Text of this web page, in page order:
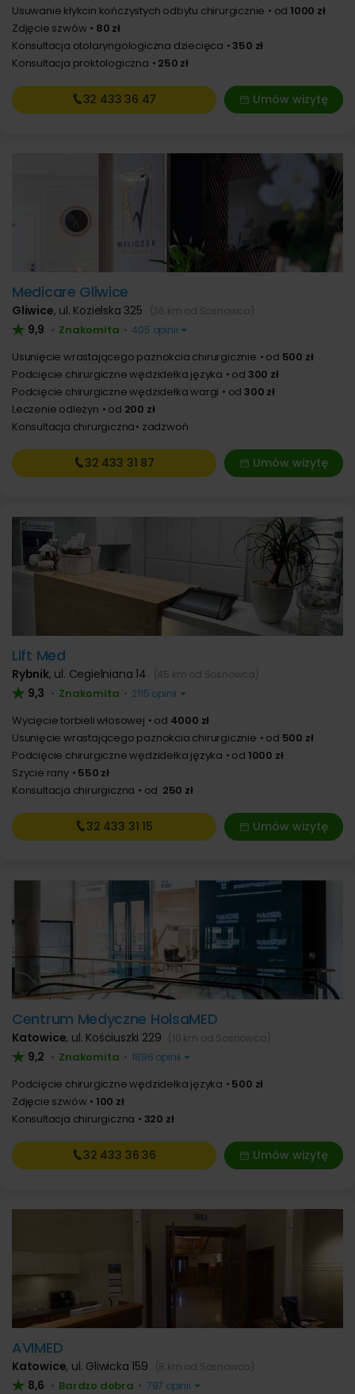
Usuwanie kłykcin kończystych odbytu chirurgicznie
od 1000 zł
Zdjęcie szwów
80 zł
Konsultacja otolaryngologiczna dziecięca
350 zł
Konsultacja proktologiczna
250 zł
Umów wizytę
32 433 36 47
Medicare Gliwice
Gliwice, ul. Kozielska 325 (36 km od Sosnowca)
9,9 • Znakomita • 405 opinii
Usunięcie wrastającego paznokcia chirurgicznie od 500 zł
Podcięcie chirurgiczne wędzidełka języka
od 300 zł
Podcięcie chirurgiczne wędzidełka wargi
od 300 zł
Leczenie odleżyn
od 200 zł
Konsultacja chirurgiczna zadzwoń
Umów wizytę
32 433 31 87
Lift Med
Rybnik, ul. Cegielniana 14 (45 km od Sosnowca)
9,3 • Znakomita • 2115 opinii
Wycięcie torbieli włosowej od 4000 zł
Usunięcie wrastającego paznokcia chirurgicznie
od 500 zł
Podcięcie chirurgiczne wędzidełka języka
od 1000 zł
Szycie rany
550 zł
Konsultacja chirurgiczna
od 250 zł
Umów wizytę
32 433 31 15
Centrum Medyczne HolsaMED
Katowice, ul. Kościuszki 229 (10 km od Sosnowca)
9,2 • Znakomita • 1896 opinii
Podcięcie chirurgiczne wędzidełka języka
500 zł
Zdjęcie szwów
100 zł
Konsultacja chirurgiczna
320 zł
Umów wizytę
32 433 36 36
AVIMED
Katowice, ul. Gliwicka 159 (8 km od Sosnowca)
8,6 • Bardzo dobra • 797 opinii